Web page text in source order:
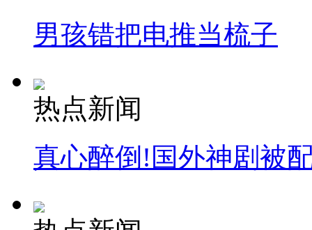
男孩错把电推当梳子
热点新闻
真心醉倒!国外神剧被